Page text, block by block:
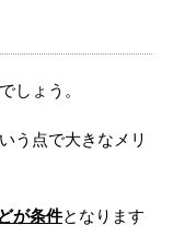
しょう。
う点で大きなメリ
が条件となります